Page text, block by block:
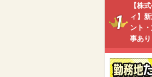
【株
ィ】
ント
事あり